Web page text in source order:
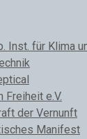
Inst. für Klima
Freiheit e.V.
der Vernunft
Manifest